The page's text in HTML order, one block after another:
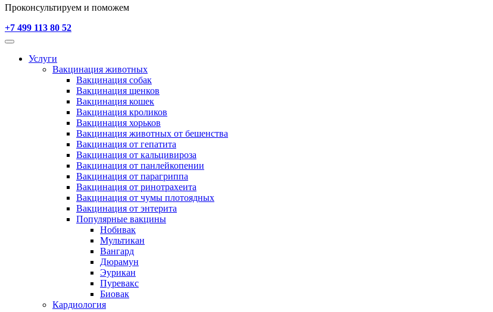
Проконсультируем и поможем
+7 499 113 80 52
Услуги
Вакцинация животных
Вакцинация собак
Вакцинация щенков
Вакцинация кошек
Вакцинация кроликов
Вакцинация хорьков
Вакцинация животных от бешенства
Вакцинация от гепатита
Вакцинация от кальцивироза
Вакцинация от панлейкопении
Вакцинация от парагриппа
Вакцинация от ринотрахеита
Вакцинация от чумы плотоядных
Вакцинация от энтерита
Популярные вакцины
Нобивак
Мультикан
Вангард
Дюрамун
Эурикан
Пуревакс
Биовак
Кардиология